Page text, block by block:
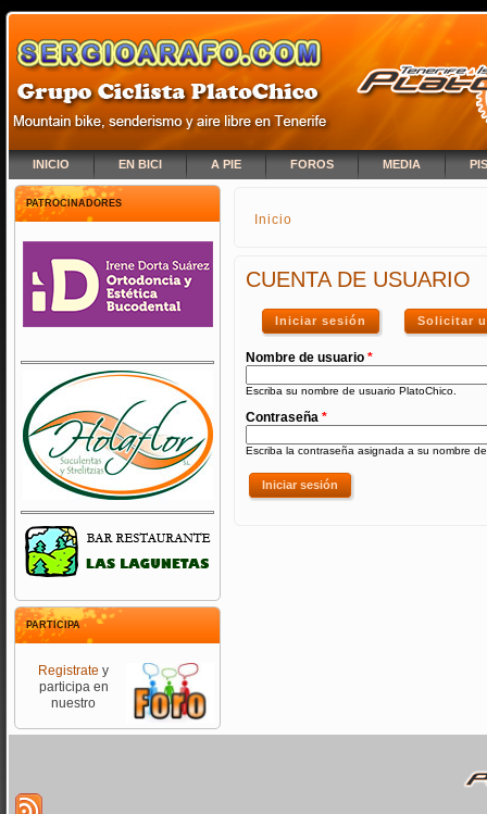
INICIO EN BICI A PIE FOROS MEDIA
PATROCINADORES
PARTICIPA
Registrate y
participa en
nuestro
SE ENCUENTRA USTED
Inicio
CUENTA DE USUARIO
Iniciar sesión (solapa activa)
Solicitar
Nombre de usuario *
Escriba su nombre de usuario PlatoChico.
Contraseña *
Escriba la contraseña asignada a su nombre